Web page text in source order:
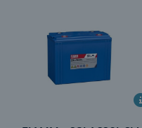
gebied van autobatterijen en
industriële loodzuurbatterijen
een eigen weg zijn ingeslagen.